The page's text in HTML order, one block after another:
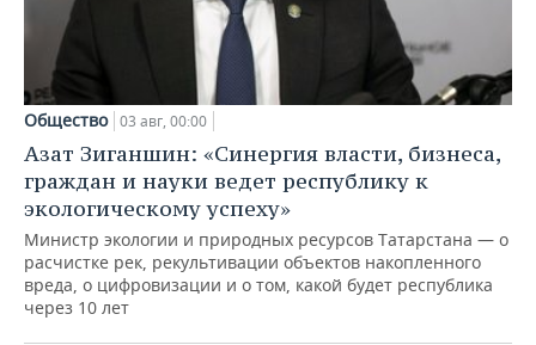
Общество 03 авг, 00:00
Азат Зиганшин: «Синергия власти, бизнеса,
граждан и науки ведет республику к
экологическому успеху»
Министр экологии и природных ресурсов Татарстана — о
расчистке рек, рекультивации объектов накопленного
вреда, о цифровизации и о том, какой будет республика
через 10 лет